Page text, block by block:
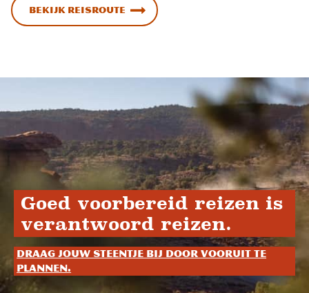
BEKIJK REISROUTE
Goed voorbereid reizen is
verantwoord reizen.
Draag jouw steentje bij door vooruit te
plannen.